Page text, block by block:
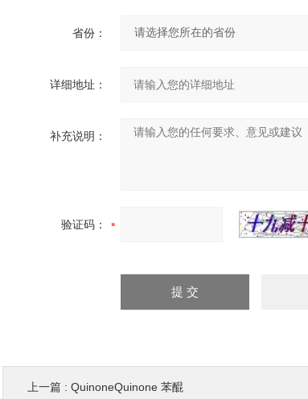
省份：
详细地址：
补充说明：
验证码：
上一篇 : QuinoneQuinone 苯醌